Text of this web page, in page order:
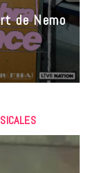
de Nemo